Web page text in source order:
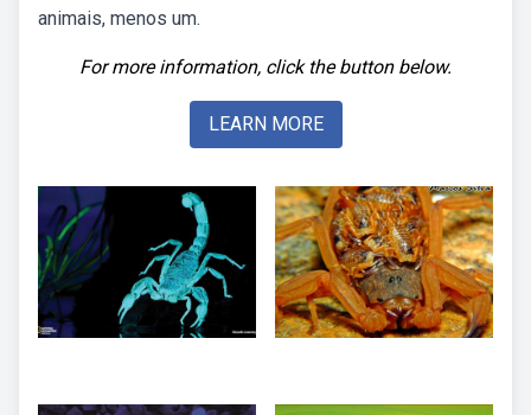
animais, menos um.
For more information, click the button below.
LEARN MORE